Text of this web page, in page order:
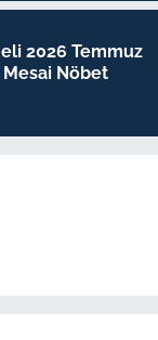
2026 Temmuz
Mesai Nöbet